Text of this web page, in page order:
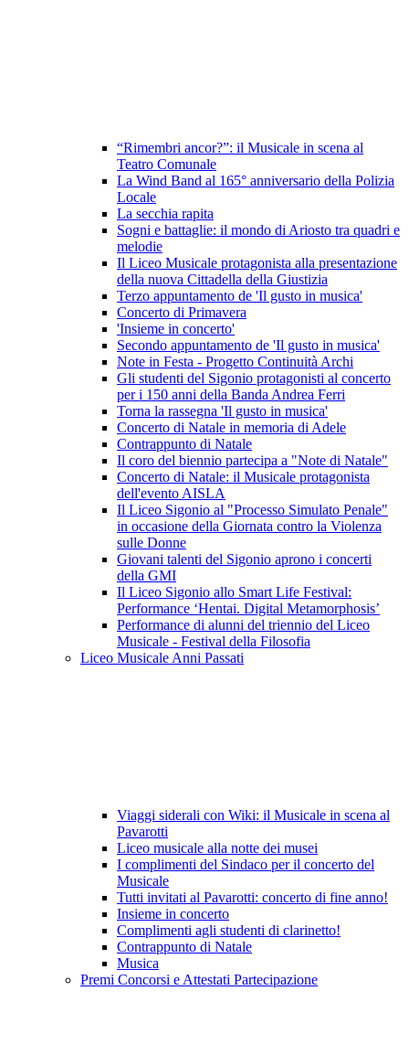
“Rimembri ancor?”: il Musicale in scena al
Teatro Comunale
La Wind Band al 165° anniversario della Polizia
Locale
La secchia rapita
Sogni e battaglie: il mondo di Ariosto tra quadri e
melodie
Il Liceo Musicale protagonista alla presentazione
della nuova Cittadella della Giustizia
Terzo appuntamento de 'Il gusto in musica'
Concerto di Primavera
'Insieme in concerto'
Secondo appuntamento de 'Il gusto in musica'
Note in Festa - Progetto Continuità Archi
Gli studenti del Sigonio protagonisti al concerto
per i 150 anni della Banda Andrea Ferri
Torna la rassegna 'Il gusto in musica'
Concerto di Natale in memoria di Adele
Contrappunto di Natale
Il coro del biennio partecipa a "Note di Natale"
Concerto di Natale: il Musicale protagonista
dell'evento AISLA
Il Liceo Sigonio al "Processo Simulato Penale"
in occasione della Giornata contro la Violenza
sulle Donne
Giovani talenti del Sigonio aprono i concerti
della GMI
Il Liceo Sigonio allo Smart Life Festival:
Performance ‘Hentai. Digital Metamorphosis’
Performance di alunni del triennio del Liceo
Musicale - Festival della Filosofia
Liceo Musicale Anni Passati
Viaggi siderali con Wiki: il Musicale in scena al
Pavarotti
Liceo musicale alla notte dei musei
I complimenti del Sindaco per il concerto del
Musicale
Tutti invitati al Pavarotti: concerto di fine anno!
Insieme in concerto
Complimenti agli studenti di clarinetto!
Contrappunto di Natale
Musica
Premi Concorsi e Attestati Partecipazione